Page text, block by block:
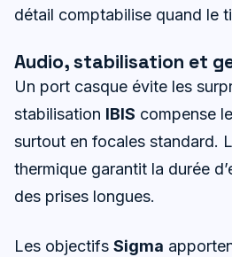
détail comptabilise quand le
Audio, stabilisation et
Un port casque évite les
stabilisation IBIS compense
surtout en focales standard.
thermique garantit la durée
des prises longues.
Les objectifs Sigma